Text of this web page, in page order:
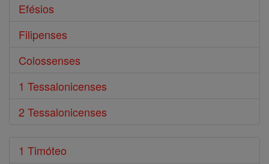
Efésios
Filipenses
Colossenses
1 Tessalonicenses
2 Tessalonicenses
1 Timóteo